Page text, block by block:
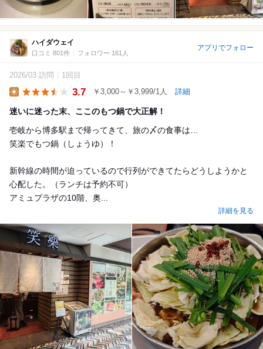
ハイダウェイ
口コミ 801件 フォロワー 161人
アプリでフォロー
2026/03 訪問 1回目
3.7 ￥3,000～￥3,999/1人 詳細
迷いに迷った末、ここのもつ鍋で大正解！
壱岐から博多駅まで帰ってきて、旅の〆の食事は…
笑楽でもつ鍋（しょうゆ）！
新幹線の時間が迫っているので行列ができてたらどうしようかと
心配した。（ランチは予約不可）
アミュプラザの10階、奥...
詳細を見る